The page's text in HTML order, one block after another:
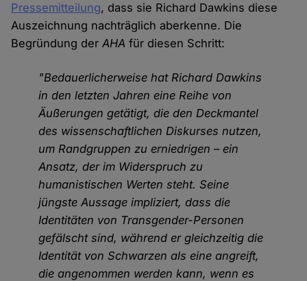
Pressemitteilung, dass sie Richard Dawkins diese
Auszeichnung nachträglich aberkenne. Die
Begründung derAHA für diesen Schritt:
"Bedauerlicherweise hat Richard Dawkins
in den letzten Jahren eine Reihe von
Äußerungen getätigt, die den Deckmantel
des wissenschaftlichen Diskurses nutzen,
um Randgruppen zu erniedrigen – ein
Ansatz, der im Widerspruch zu
humanistischen Werten steht. Seine
jüngste Aussage impliziert, dass die
Identitäten von Transgender-Personen
gefälscht sind, während er gleichzeitig die
Identität von Schwarzen als eine angreift,
die angenommen werden kann, wenn es